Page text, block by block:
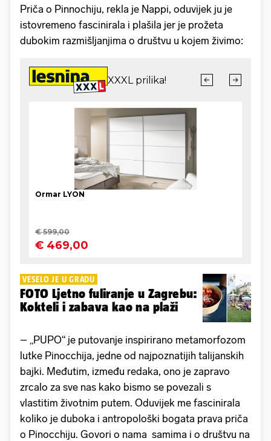
Priča o Pinnochiju, rekla je Nappi, oduvijek ju je
istovremeno fascinirala i plašila jer je prožeta
dubokim razmišljanjima o društvu u kojem živimo:
VESELO JE U GRADU
FOTO Ljetno fuliranje u Zagrebu:
Kokteli i zabava kao na plaži
– „PUPO“ je putovanje inspirirano metamorfozom
lutke Pinocchija, jedne od najpoznatijih talijanskih
bajki. Međutim, između redaka, ono je zapravo
zrcalo za sve nas kako bismo se povezali s
vlastitim životnim putem. Oduvijek me fascinirala
koliko je duboka i antropološki bogata prava priča
o Pinocchiju. Govori o nama samima i o društvu na